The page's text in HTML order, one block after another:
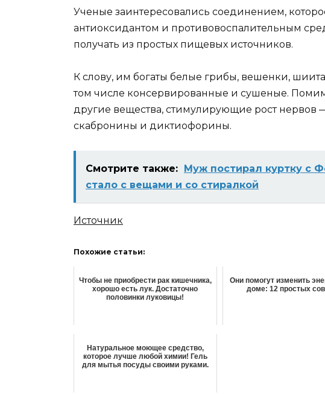
Ученые заинтересовались соединением,
антиоксидантом и противовоспалительным
получать из простых пищевых источников.
К слову, им богаты белые грибы, вешенки,
том числе консервированные и сушеные.
другие вещества, стимулирующие рост
скабронины и диктиофорины.
Смотрите также: Муж постирал куртку с
стало с вещами и со стиралкой
Источник
Похожие статьи:
Чтобы не приобрести рак кишечника,
хорошо есть лук. Достаточно
половинки луковицы!
Они помогут изменить
доме: 12 простых
Натуральное моющее средство,
которое лучше любой химии! Гель
для мытья посуды своими руками.